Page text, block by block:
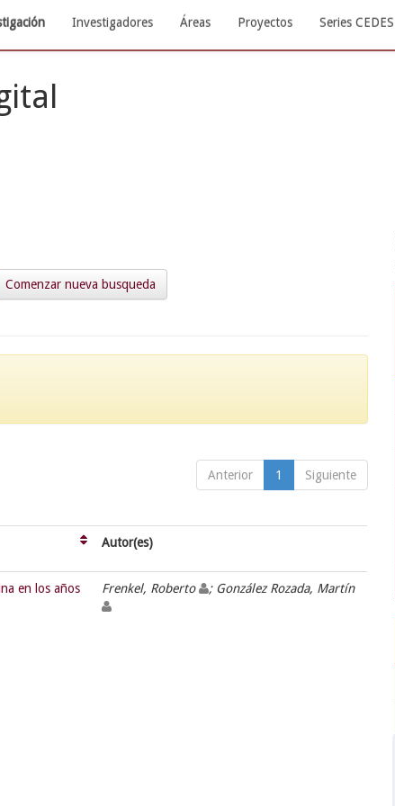
Investigadores Áreas Proyectos Series CEDES
Comenzar nueva busqueda
Anterior 1 Siguiente
Autor(es)
en los años
Frenkel, Roberto ; González Rozada, Martín